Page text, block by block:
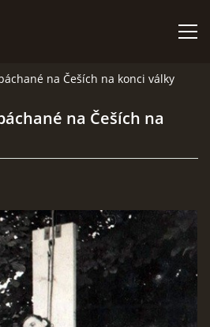
I.
VÁLKA NA UKRAJINĚ
na Češích na konci války
na Češích na